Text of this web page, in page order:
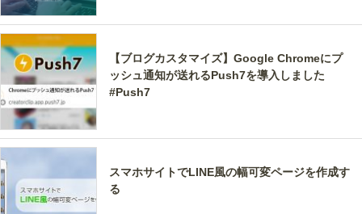
【ブログカスタマイズ】Google Chromeにプ
ッシュ通知が送れるPush7を導入しました
#Push7
スマホサイトでLINE風の幅可変ページを作成す
る